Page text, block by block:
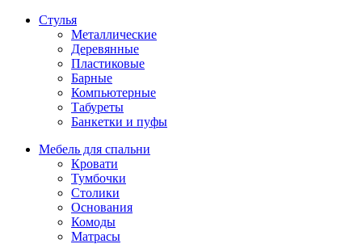
Стулья
Металлические
Деревянные
Пластиковые
Барные
Компьютерные
Табуреты
Банкетки и пуфы
Мебель для спальни
Кровати
Тумбочки
Столики
Основания
Комоды
Матрасы